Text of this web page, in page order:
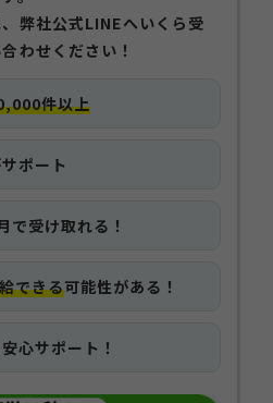
弊社公式LINEへいくら受
わせください！
件以上
ポート
で受け取れる！
できる可能性がある！
心サポート！